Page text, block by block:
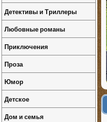
Детективы и Триллеры
Любовные романы
Приключения
Проза
Юмор
Детское
Дом и семья